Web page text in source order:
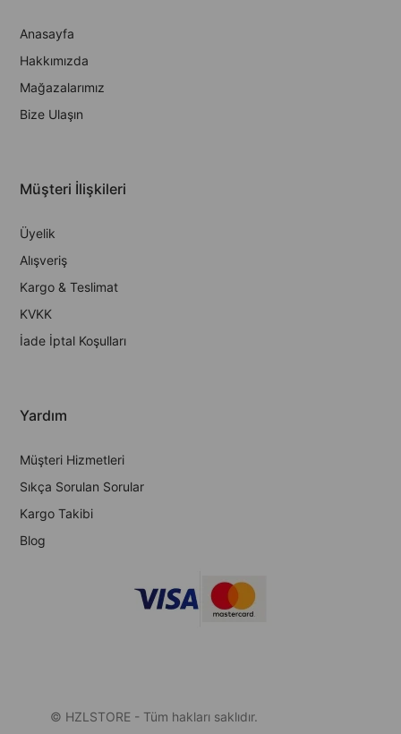
Anasayfa
Hakkımızda
Mağazalarımız
Bize Ulaşın
Müşteri İlişkileri
Üyelik
Alışveriş
Kargo & Teslimat
KVKK
İade İptal Koşulları
Yardım
Müşteri Hizmetleri
Sıkça Sorulan Sorular
Kargo Takibi
Blog
© HZLSTORE - Tüm hakları saklıdır.